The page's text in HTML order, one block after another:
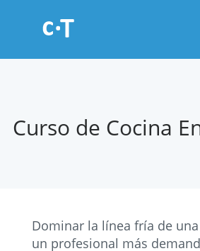
Curso de Cocina
Dominar la línea fría de
un profesional más